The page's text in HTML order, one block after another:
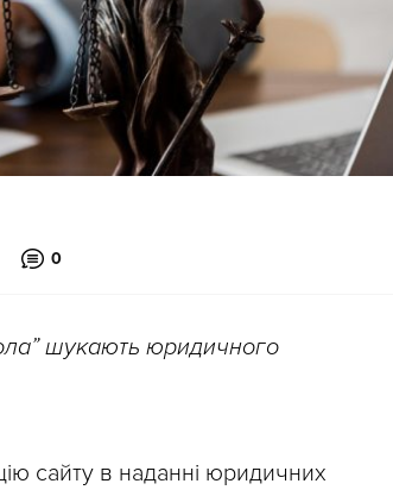
0
шукають юридичного
сайту в наданні юридичних